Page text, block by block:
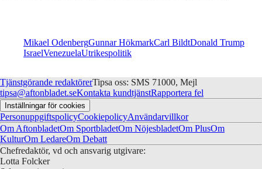
Mikael OdenbergGunnar HökmarkCarl BildtDonald Trump
IsraelVenezuelaUtrikespolitik
Tjänstgörande redaktörerTipsa oss: SMS 71000, Mejl
tipsa@aftonbladet.seKontakta kundtjänstRapportera fel
Inställningar för cookies
PersonuppgiftspolicyCookiepolicyAnvändarvillkor
Om AftonbladetOm SportbladetOm NöjesbladetOm PlusOm
KulturOm LedareOm Debatt
Chefredaktör, vd och ansvarig utgivare:
Lotta Folcker